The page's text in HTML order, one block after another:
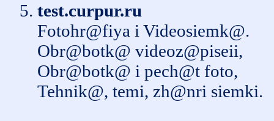
test.curpur.ru
Fotohr@fiya i Videosiemk@.
Obr@botk@ videoz@piseii,
Obr@botk@ i pech@t foto,
Tehnik@, temi, zh@nri siemki.